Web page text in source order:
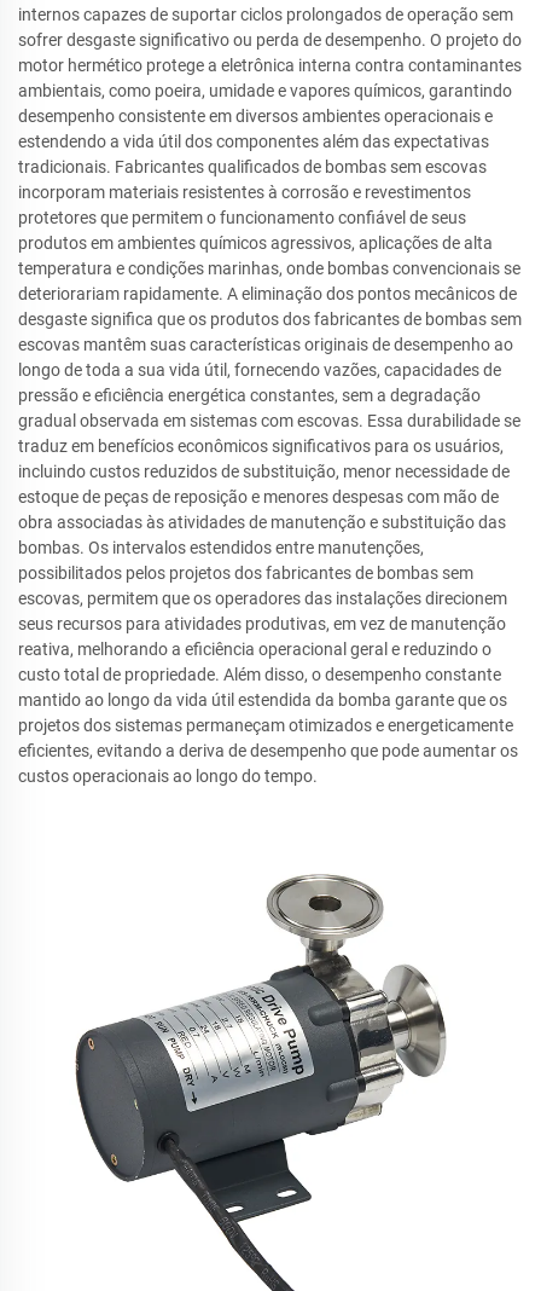
internos capazes de suportar ciclos prolongados de operação sem
sofrer desgaste significativo ou perda de desempenho. O projeto do
motor hermético protege a eletrônica interna contra contaminantes
ambientais, como poeira, umidade e vapores químicos, garantindo
desempenho consistente em diversos ambientes operacionais e
estendendo a vida útil dos componentes além das expectativas
tradicionais. Fabricantes qualificados de bombas sem escovas
incorporam materiais resistentes à corrosão e revestimentos
protetores que permitem o funcionamento confiável de seus
produtos em ambientes químicos agressivos, aplicações de alta
temperatura e condições marinhas, onde bombas convencionais se
deteriorariam rapidamente. A eliminação dos pontos mecânicos de
desgaste significa que os produtos dos fabricantes de bombas sem
escovas mantêm suas características originais de desempenho ao
longo de toda a sua vida útil, fornecendo vazões, capacidades de
pressão e eficiência energética constantes, sem a degradação
gradual observada em sistemas com escovas. Essa durabilidade se
traduz em benefícios econômicos significativos para os usuários,
incluindo custos reduzidos de substituição, menor necessidade de
estoque de peças de reposição e menores despesas com mão de
obra associadas às atividades de manutenção e substituição das
bombas. Os intervalos estendidos entre manutenções,
possibilitados pelos projetos dos fabricantes de bombas sem
escovas, permitem que os operadores das instalações direcionem
seus recursos para atividades produtivas, em vez de manutenção
reativa, melhorando a eficiência operacional geral e reduzindo o
custo total de propriedade. Além disso, o desempenho constante
mantido ao longo da vida útil estendida da bomba garante que os
projetos dos sistemas permaneçam otimizados e energeticamente
eficientes, evitando a deriva de desempenho que pode aumentar os
custos operacionais ao longo do tempo.